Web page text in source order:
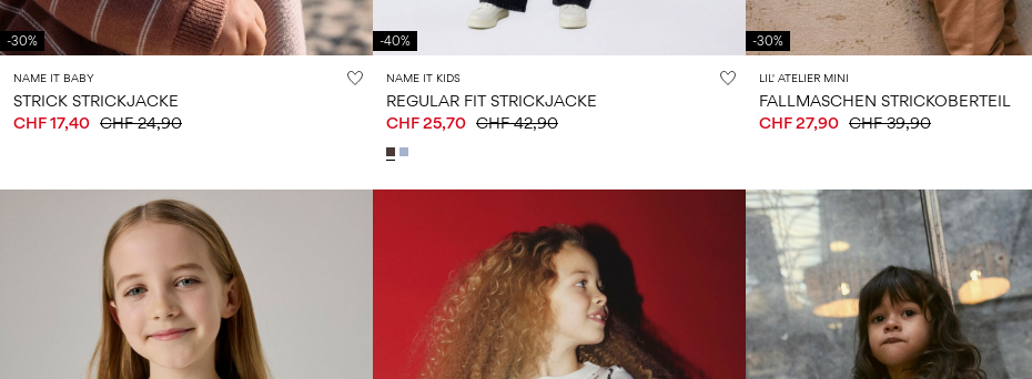
-30%
NAME IT BABY
STRICK STRICKJACKE
CHF 17,40 CHF 24,90
-40%
NAME IT KIDS
REGULAR FIT STRICKJACKE
CHF 25,70 CHF 42,90
-30%
LIL' ATELIER MINI
FALLMASCHEN STRICKOBERTEIL
CHF 27,90 CHF 39,90